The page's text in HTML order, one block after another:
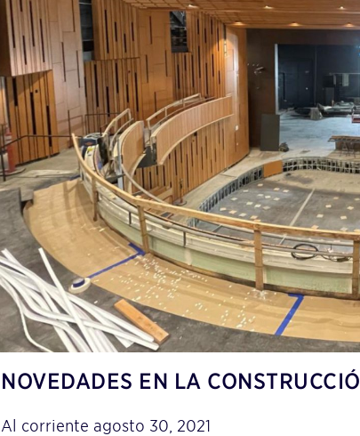
NOVEDADES EN LA
Al corriente agosto 30, 2021